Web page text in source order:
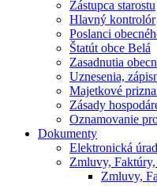
Zástupca starostu
Hlavný kontrolór
Poslanci
Štatút obce Belá
Zasadnutia
Uznesenia,
Majetkové
Zásady
Oznamovanie
Dokumenty
Elektronická
Zmluvy,
Zmluvy,